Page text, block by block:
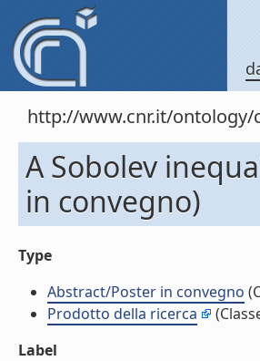
http://www.cnr.it/
A Sobolev
in convegno)
Type
Abstract/Poster in convegno
Prodotto della ricerca
Label